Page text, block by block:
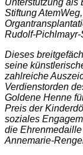
Unterstützung als
Stiftung
Rudolf-Pichlmayr-
Dieses
seine
zahlreiche
Verdienstorden
Goldene Henne
Preis der
soziales
die
Annemarie-